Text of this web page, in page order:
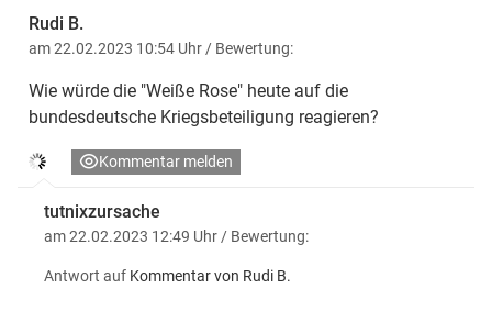
Rudi B.
am 22.02.2023 10:54 Uhr / Bewertung:
Wie würde die "Weiße Rose" heute auf die
bundesdeutsche Kriegsbeteiligung reagieren?
Kommentar melden
tutnixzursache
am 22.02.2023 12:49 Uhr / Bewertung:
Antwort auf Kommentar von Rudi B.